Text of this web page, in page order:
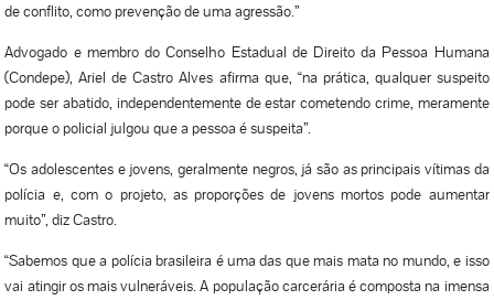
de conflito, como prevenção de uma agressão.”
Advogado e membro do Conselho Estadual de Direito da Pessoa Humana
(Condepe), Ariel de Castro Alves afirma que, “na prática, qualquer suspeito
pode ser abatido, independentemente de estar cometendo crime, meramente
porque o policial julgou que a pessoa é suspeita”.
“Os adolescentes e jovens, geralmente negros, já são as principais vítimas da
polícia e, com o projeto, as proporções de jovens mortos pode aumentar
muito”, diz Castro.
“Sabemos que a polícia brasileira é uma das que mais mata no mundo, e isso
vai atingir os mais vulneráveis. A população carcerária é composta na imensa